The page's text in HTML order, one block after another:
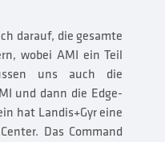
darauf, die gesamte
wobei AMI ein Teil
uns auch die
und dann die Edge-
hat Landis+Gyr eine
Das Command